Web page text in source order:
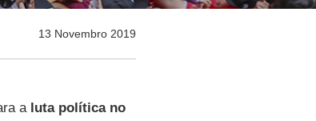
13 Novembro 2019
a luta política no